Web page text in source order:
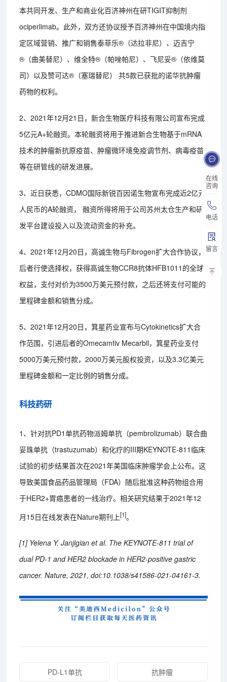
在线
咨询
电话
留言
本共同开发、生产和商业化百济神州在研TIGIT抑制剂
ociperlimab。此外，双方还协议授予百济神州在中国境内指
定区域营销、推广和销售泰菲乐®（达拉非尼）、迈吉宁
®（曲美替尼）、维全特®（帕唑帕尼）、飞尼妥®（依维莫
司）以及赞可达®（塞瑞替尼） 共5款已获批的诺华抗肿瘤
药物的权利。
2、2021年12月21日，新合生物医疗科技有限公司宣布完成
5亿元A+轮融资。本轮融资将用于推进新合生物基于mRNA
技术的肿瘤新抗原疫苗、肿瘤微环境免疫调节剂、病毒疫苗
等在研管线的研发进展。
3、近日获悉，CDMO国际新锐百因诺生物宣布完成近2亿元
人民币的A轮融资， 融资所得将用于公司苏州太仓生产和研
发平台建设投入以及流动资金的补充。
4、2021年12月20日，高诚生物与Fibrogen扩大合作协议，
后者行使选择权，获得高诚生物CCR8抗体HFB1011的全球
权益，支付对价为3500万美元预付款，之后还将支付可能的
里程碑金额和销售分成。
5、2021年12月20日，箕星药业宣布与Cytokinetics扩大合
作范围，引进后者的Omecamtiv Mecarbil，箕星药业支付
5000万美元预付款，2000万美元股权投资，以及3.3亿美元
里程碑金额和一定比例的销售分成。
科技药研
1、针对抗PD1单抗药物派姆单抗（pembrolizumab）联合曲
妥珠单抗（trastuzumab）和化疗的III期KEYNOTE-811临床
试验的初步结果首次在2021年美国临床肿瘤学会上公布。这
导致美国食品药品管理局（FDA）随后批准这种药物组合用
于HER2+胃癌患者的一线治疗。相关研究结果于2021年12
月15日在线发表在Nature期刊上[1]。
[1] Yelena Y. Janjigian et al. The KEYNOTE-811 trial of
dual PD-1 and HER2 blockade in HER2-positive gastric
cancer. Nature, 2021, doi:10.1038/s41586-021-04161-3.
PD-L1单抗 抗肿瘤